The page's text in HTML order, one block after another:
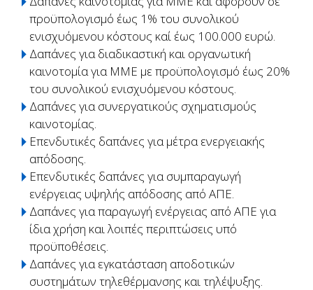
προϋπολογισμό έως 1% του συνολικού
ενισχυόμενου κόστους καί έως 100.000 ευρώ.
Δαπάνες για διαδικαστική και οργανωτική
καινοτομία για ΜΜΕ με προϋπολογισμό έως 20%
του συνολικού ενισχυόμενου κόστους.
Δαπάνες για συνεργατικούς σχηματισμούς
καινοτομίας.
Επενδυτικές δαπάνες για μέτρα ενεργειακής
απόδοσης.
Επενδυτικές δαπάνες για συμπαραγωγή
ενέργειας υψηλής απόδοσης από ΑΠΕ.
Δαπάνες για παραγωγή ενέργειας από ΑΠΕ για
ίδια χρήση και λοιπές περιπτώσεις υπό
προϋποθέσεις.
Δαπάνες για εγκατάσταση αποδοτικών
συστημάτων τηλεθέρμανσης και τηλέψυξης.